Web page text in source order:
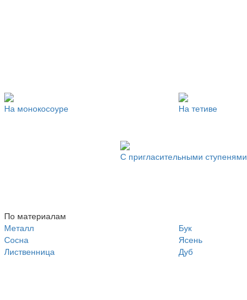
На монокосоуре
На тетиве
С пригласительными ступенями
По материалам
Металл
Сосна
Лиственница
Бук
Ясень
Дуб